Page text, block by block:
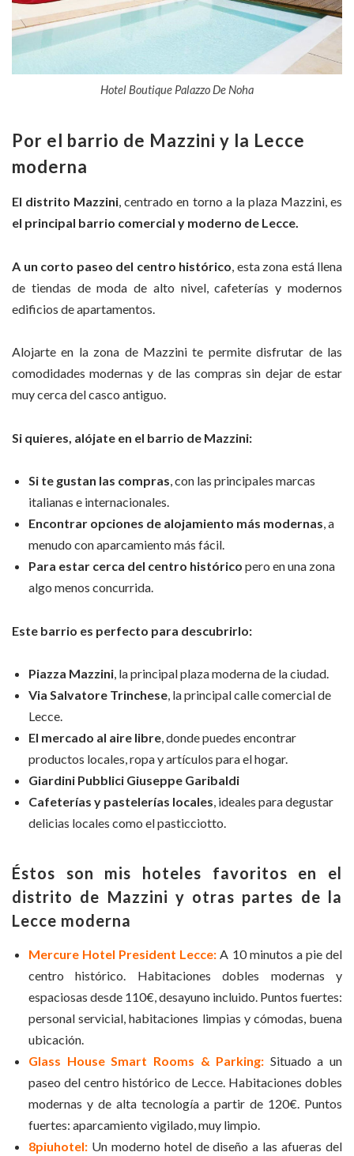
Hotel Boutique Palazzo De Noha
Por el barrio de Mazzini y la Lecce
moderna
El distrito Mazzini, centrado en torno a la plaza Mazzini, es
el principal barrio comercial y moderno de Lecce.
A un corto paseo del centro histórico, esta zona está llena
de tiendas de moda de alto nivel, cafeterías y modernos
edificios de apartamentos.
Alojarte en la zona de Mazzini te permite disfrutar de las
comodidades modernas y de las compras sin dejar de estar
muy cerca del casco antiguo.
Si quieres, alójate en el barrio de Mazzini:
Si te gustan las compras, con las principales marcas
italianas e internacionales.
Encontrar opciones de alojamiento más modernas, a
menudo con aparcamiento más fácil.
Para estar cerca del centro histórico pero en una zona
algo menos concurrida.
Este barrio es perfecto para descubrirlo:
Piazza Mazzini, la principal plaza moderna de la ciudad.
Via Salvatore Trinchese, la principal calle comercial de
Lecce.
El mercado al aire libre, donde puedes encontrar
productos locales, ropa y artículos para el hogar.
Giardini Pubblici Giuseppe Garibaldi
Cafeterías y pastelerías locales, ideales para degustar
delicias locales como el pasticciotto.
Éstos son mis hoteles favoritos en el
distrito de Mazzini y otras partes de la
Lecce moderna
Mercure Hotel President Lecce: A 10 minutos a pie del
centro histórico. Habitaciones dobles modernas y
espaciosas desde 110€, desayuno incluido. Puntos fuertes:
personal servicial, habitaciones limpias y cómodas, buena
ubicación.
Glass House Smart Rooms & Parking: Situado a un
paseo del centro histórico de Lecce. Habitaciones dobles
modernas y de alta tecnología a partir de 120€. Puntos
fuertes: aparcamiento vigilado, muy limpio.
8piuhotel: Un moderno hotel de diseño a las afueras del